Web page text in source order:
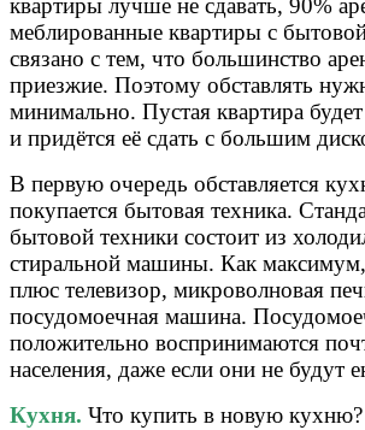
квартиры лучше не сдавать, 90%
меблированные квартиры с
связано с тем, что большинство
приезжие. Поэтому обставлять
минимально. Пустая квартира
и придётся её сдать с большим
В первую очередь обставляется
покупается бытовая техника.
бытовой техники состоит из
стиральной машины. Как
плюс телевизор, микроволновая
посудомоечная машина.
положительно воспринимаются
населения, даже если они не будут
Кухня. Что купить в новую